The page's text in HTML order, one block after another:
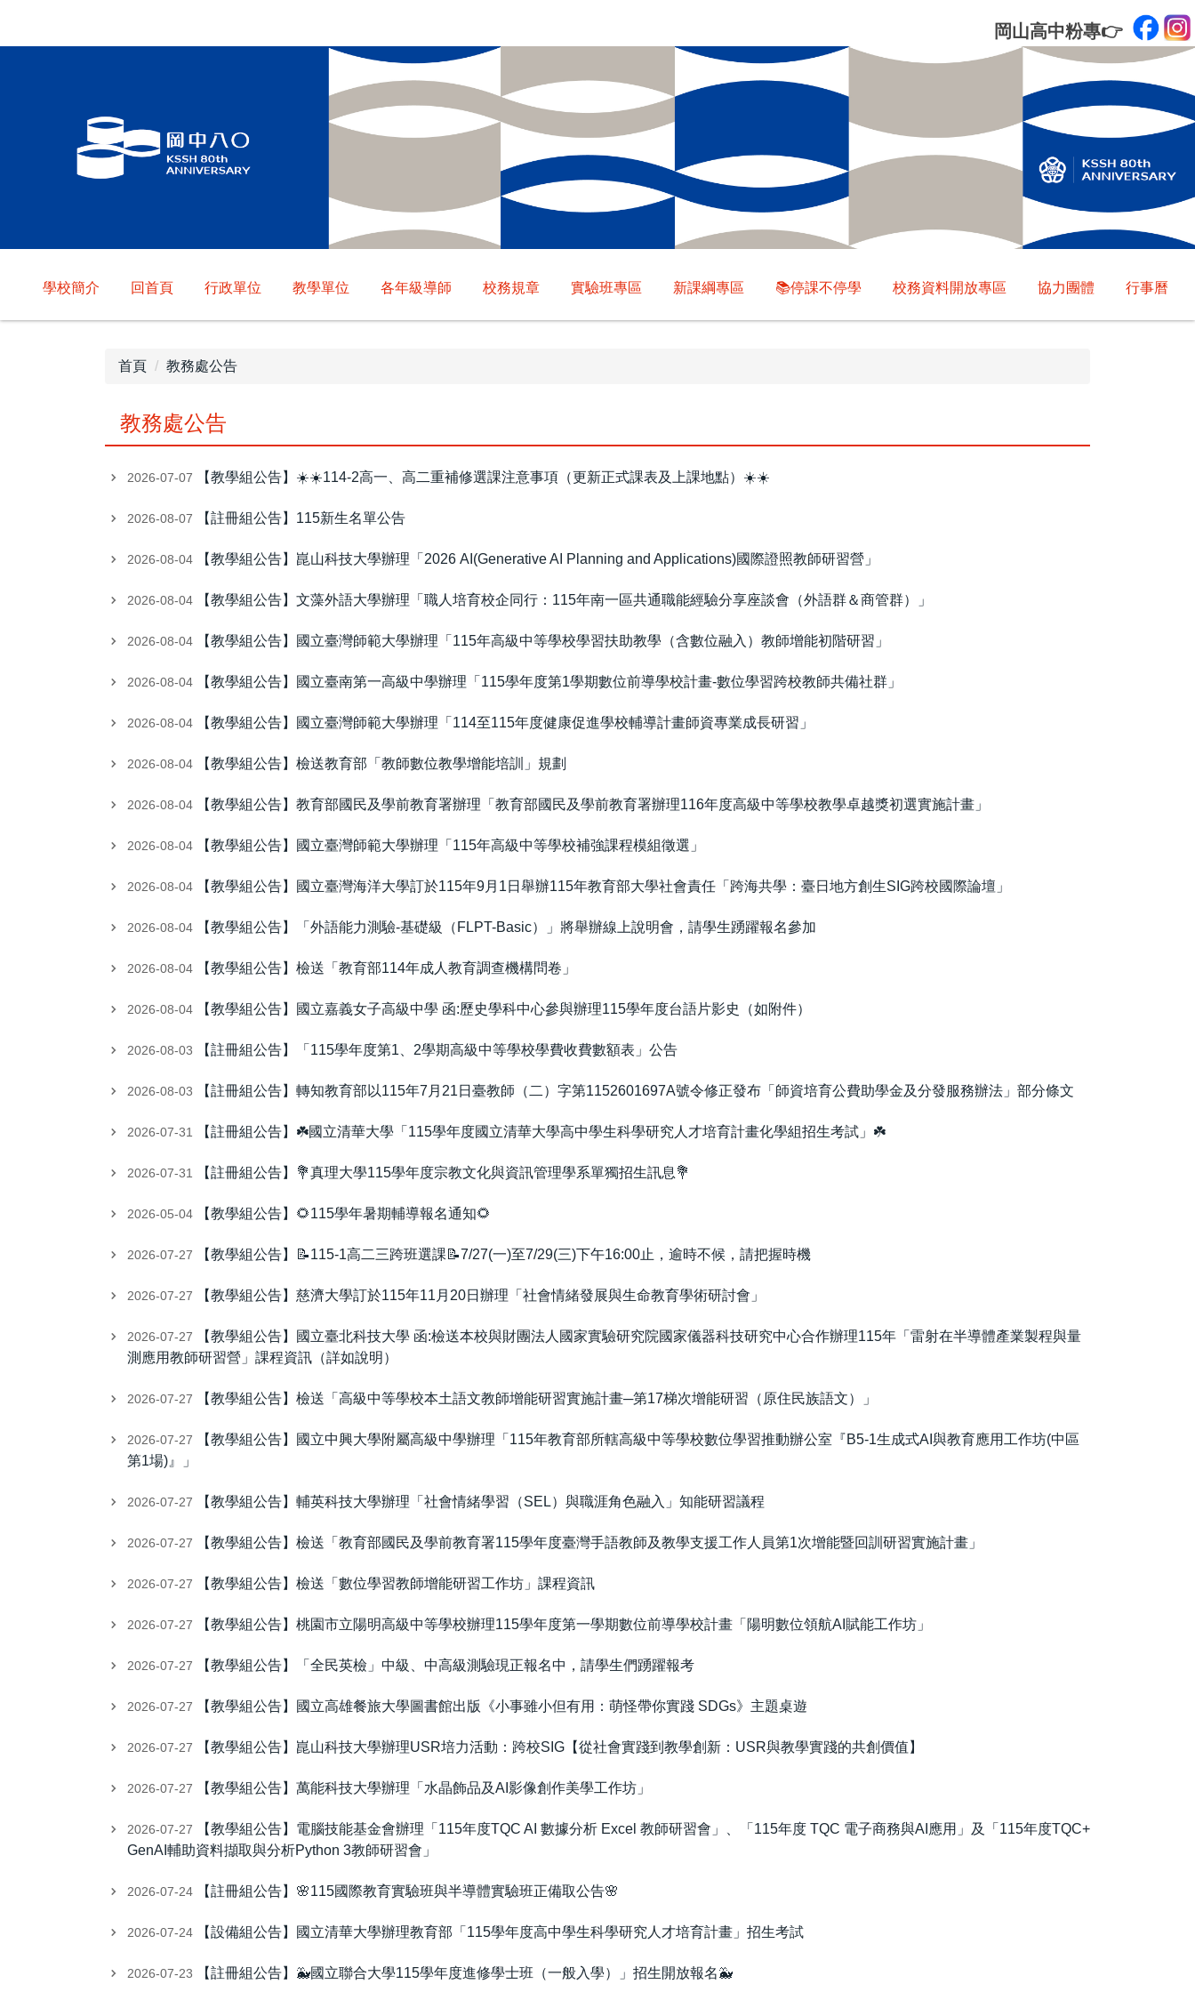
岡山高中粉專👉
學校簡介 回首頁 行政單位 教學單位 各年級導師 校務規章 實驗班專區 新課綱專區 📚停課不停學 校務資料開放專區 協力團體 行事曆
首頁 教務處公告
教務處公告
2026-07-07 【教學組公告】☀️☀️114-2高一、高二重補修選課注意事項（更新正式課表及上課地點）☀️☀️
2026-08-07 【註冊組公告】115新生名單公告
2026-08-04 【教學組公告】崑山科技大學辦理「2026 AI(Generative AI Planning and Applications)國際證照教師研習營」
2026-08-04 【教學組公告】文藻外語大學辦理「職人培育校企同行：115年南一區共通職能經驗分享座談會（外語群＆商管群）」
2026-08-04 【教學組公告】國立臺灣師範大學辦理「115年高級中等學校學習扶助教學（含數位融入）教師增能初階研習」
2026-08-04 【教學組公告】國立臺南第一高級中學辦理「115學年度第1學期數位前導學校計畫-數位學習跨校教師共備社群」
2026-08-04 【教學組公告】國立臺灣師範大學辦理「114至115年度健康促進學校輔導計畫師資專業成長研習」
2026-08-04 【教學組公告】檢送教育部「教師數位教學增能培訓」規劃
2026-08-04 【教學組公告】教育部國民及學前教育署辦理「教育部國民及學前教育署辦理116年度高級中等學校教學卓越獎初選實施計畫」
2026-08-04 【教學組公告】國立臺灣師範大學辦理「115年高級中等學校補強課程模組徵選」
2026-08-04 【教學組公告】國立臺灣海洋大學訂於115年9月1日舉辦115年教育部大學社會責任「跨海共學：臺日地方創生SIG跨校國際論壇」
2026-08-04 【教學組公告】「外語能力測驗-基礎級（FLPT-Basic）」將舉辦線上說明會，請學生踴躍報名參加
2026-08-04 【教學組公告】檢送「教育部114年成人教育調查機構問卷」
2026-08-04 【教學組公告】國立嘉義女子高級中學 函:歷史學科中心參與辦理115學年度台語片影史（如附件）
2026-08-03 【註冊組公告】「115學年度第1、2學期高級中等學校學費收費數額表」公告
2026-08-03 【註冊組公告】轉知教育部以115年7月21日臺教師（二）字第1152601697A號令修正發布「師資培育公費助學金及分發服務辦法」部分條文
2026-07-31 【註冊組公告】☘️國立清華大學「115學年度國立清華大學高中學生科學研究人才培育計畫化學組招生考試」☘️
2026-07-31 【註冊組公告】💐真理大學115學年度宗教文化與資訊管理學系單獨招生訊息💐
2026-05-04 【教學組公告】🌻115學年暑期輔導報名通知🌻
2026-07-27 【教學組公告】📝115-1高二三跨班選課📝7/27(一)至7/29(三)下午16:00止，逾時不候，請把握時機
2026-07-27 【教學組公告】慈濟大學訂於115年11月20日辦理「社會情緒發展與生命教育學術研討會」
2026-07-27
【教學組公告】國立臺北科技大學 函:檢送本校與財團法人國家實驗研究院國家儀器科技研究中心合作辦理115年「雷射在半導體產業製程與量
測應用教師研習營」課程資訊（詳如說明）
2026-07-27 【教學組公告】檢送「高級中等學校本土語文教師增能研習實施計畫─第17梯次增能研習（原住民族語文）」
2026-07-27
【教學組公告】國立中興大學附屬高級中學辦理「115年教育部所轄高級中等學校數位學習推動辦公室『B5-1生成式AI與教育應用工作坊(中區
第1場)』」
2026-07-27 【教學組公告】輔英科技大學辦理「社會情緒學習（SEL）與職涯角色融入」知能研習議程
2026-07-27 【教學組公告】檢送「教育部國民及學前教育署115學年度臺灣手語教師及教學支援工作人員第1次增能暨回訓研習實施計畫」
2026-07-27 【教學組公告】檢送「數位學習教師增能研習工作坊」課程資訊
2026-07-27 【教學組公告】桃園市立陽明高級中等學校辦理115學年度第一學期數位前導學校計畫「陽明數位領航AI賦能工作坊」
2026-07-27 【教學組公告】「全民英檢」中級、中高級測驗現正報名中，請學生們踴躍報考
2026-07-27 【教學組公告】國立高雄餐旅大學圖書館出版《小事雖小但有用：萌怪帶你實踐 SDGs》主題桌遊
2026-07-27 【教學組公告】崑山科技大學辦理USR培力活動：跨校SIG【從社會實踐到教學創新：USR與教學實踐的共創價值】
2026-07-27 【教學組公告】萬能科技大學辦理「水晶飾品及AI影像創作美學工作坊」
2026-07-27
【教學組公告】電腦技能基金會辦理「115年度TQC AI 數據分析 Excel 教師研習會」、「115年度 TQC 電子商務與AI應用」及「115年度TQC+
GenAI輔助資料擷取與分析Python 3教師研習會」
2026-07-24 【註冊組公告】🌸115國際教育實驗班與半導體實驗班正備取公告🌸
2026-07-24 【設備組公告】國立清華大學辦理教育部「115學年度高中學生科學研究人才培育計畫」招生考試
2026-07-23 【註冊組公告】🐳國立聯合大學115學年度進修學士班（一般入學）」招生開放報名🐳